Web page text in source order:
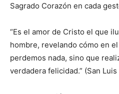
Sagrado Corazón en cada
“Es el amor de Cristo el que
hombre, revelando cómo en
perdemos nada, sino que
verdadera felicidad.” (San Luis